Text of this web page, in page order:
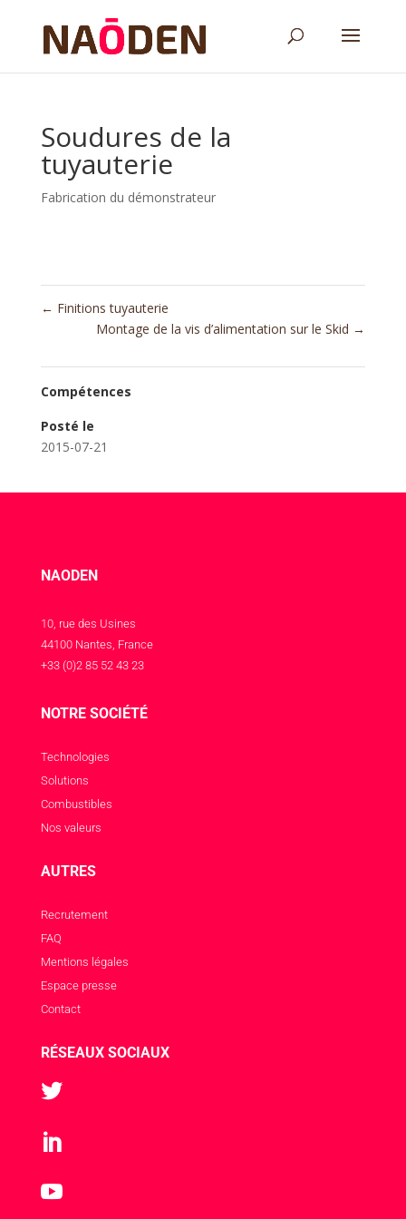
Soudures de la
tuyauterie
Fabrication du démonstrateur
← Finitions tuyauterie
Montage de la vis d’alimentation sur le Skid →
Compétences
Posté le
2015-07-21
NAODEN
10, rue des Usines
44100 Nantes, France
+33 (0)2 85 52 43 23
NOTRE SOCIÉTÉ
Technologies
Solutions
Combustibles
Nos valeurs
AUTRES
Recrutement
FAQ
Mentions légales
Espace presse
Contact
RÉSEAUX SOCIAUX


